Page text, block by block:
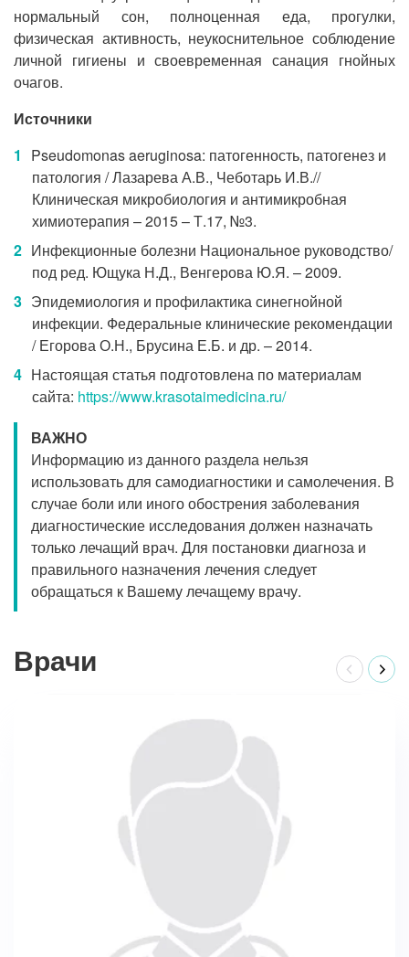
нормальный сон, полноценная еда, прогулки,
физическая активность, неукоснительное соблюдение
личной гигиены и своевременная санация гнойных
очагов.
Источники
Pseudomonas aeruginosa: патогенность, патогенез и
патология / Лазарева А.В., Чеботарь И.В.//
Клиническая микробиология и антимикробная
химиотерапия – 2015 – Т.17, №3.
Инфекционные болезни Национальное руководство/
под ред. Ющука Н.Д., Венгерова Ю.Я. – 2009.
Эпидемиология и профилактика синегнойной
инфекции. Федеральные клинические рекомендации
/ Егорова О.Н., Брусина Е.Б. и др. – 2014.
Настоящая статья подготовлена по материалам
сайта: https://www.krasotaimedicina.ru/
ВАЖНО
Информацию из данного раздела нельзя
использовать для самодиагностики и самолечения. В
случае боли или иного обострения заболевания
диагностические исследования должен назначать
только лечащий врач. Для постановки диагноза и
правильного назначения лечения следует
обращаться к Вашему лечащему врачу.
Врачи